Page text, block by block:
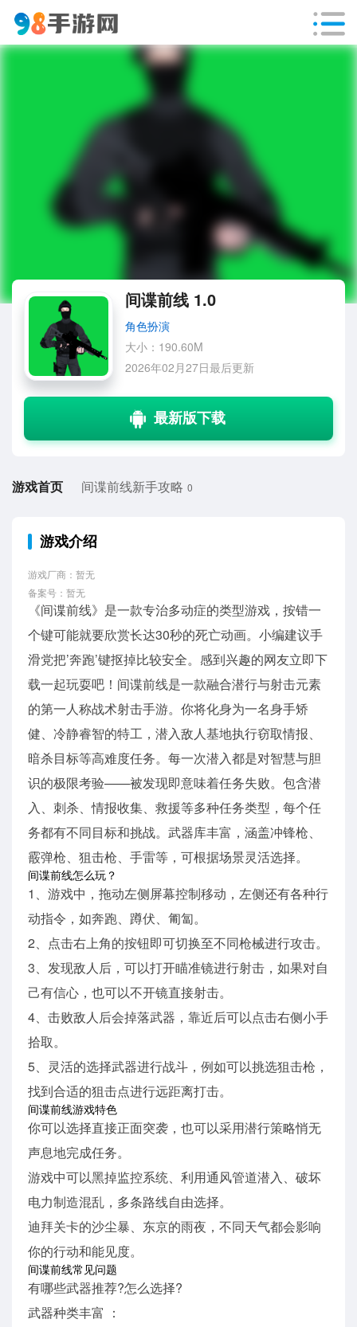
间谍前线 1.0
角色扮演
大小：190.60M
2026年02月27日最后更新
游戏首页 间谍前线新手攻略 0
游戏介绍
游戏厂商：暂无
备案号：暂无
《间谍前线》是一款专治多动症的类型游戏，按错一
个键可能就要欣赏长达30秒的死亡动画。小编建议手
滑党把’奔跑’键抠掉比较安全。感到兴趣的网友立即下
载一起玩耍吧！间谍前线是一款融合潜行与射击元素
的第一人称战术射击手游。你将化身为一名身手矫
健、冷静睿智的特工，潜入敌人基地执行窃取情报、
暗杀目标等高难度任务。每一次潜入都是对智慧与胆
识的极限考验——被发现即意味着任务失败。包含潜
入、刺杀、情报收集、救援等多种任务类型，每个任
务都有不同目标和挑战。武器库丰富，涵盖冲锋枪、
霰弹枪、狙击枪、手雷等，可根据场景灵活选择。
间谍前线怎么玩？
1、游戏中，拖动左侧屏幕控制移动，左侧还有各种行
动指令，如奔跑、蹲伏、匍匐。
2、点击右上角的按钮即可切换至不同枪械进行攻击。
3、发现敌人后，可以打开瞄准镜进行射击，如果对自
己有信心，也可以不开镜直接射击。
4、击败敌人后会掉落武器，靠近后可以点击右侧小手
拾取。
5、灵活的选择武器进行战斗，例如可以挑选狙击枪，
找到合适的狙击点进行远距离打击。
间谍前线游戏特色
你可以选择直接正面突袭，也可以采用潜行策略悄无
声息地完成任务。
游戏中可以黑掉监控系统、利用通风管道潜入、破坏
电力制造混乱，多条路线自由选择。
迪拜关卡的沙尘暴、东京的雨夜，不同天气都会影响
你的行动和能见度。
间谍前线常见问题
有哪些武器推荐?怎么选择?
武器种类丰富 ：